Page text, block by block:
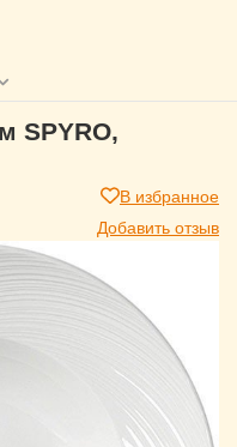
SPYRO,
В избранное
Добавить отзыв